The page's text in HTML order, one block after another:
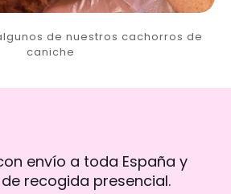
de nuestros cachorros de
caniche
envío a toda España y
recogida presencial.